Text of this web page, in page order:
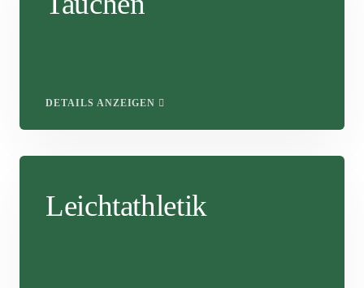
DETAILS ANZEIGEN
Leichtathletik